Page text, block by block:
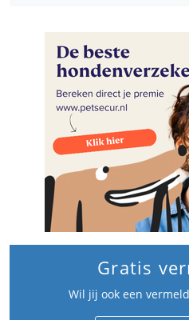
Gratis
Wil jij ook een